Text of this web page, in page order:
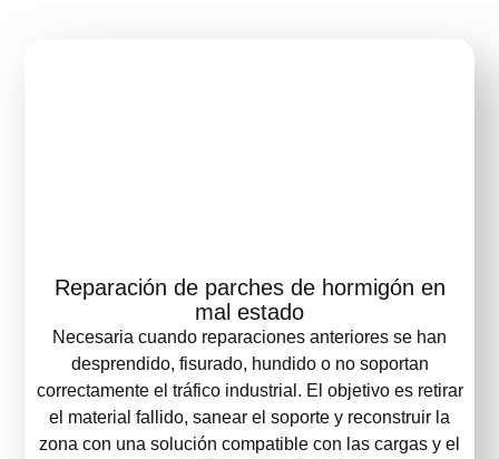
Reparación de parches de hormigón en
mal estado
Necesaria cuando reparaciones anteriores se han
desprendido, fisurado, hundido o no soportan
correctamente el tráfico industrial. El objetivo es retirar
el material fallido, sanear el soporte y reconstruir la
zona con una solución compatible con las cargas y el